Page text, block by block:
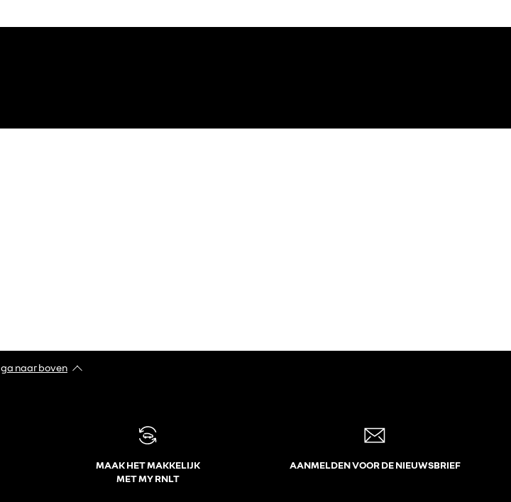
ga naar boven
MAAK HET MAKKELIJK
MET MY RNLT
AANMELDEN VOOR DE NIEUWSBRIEF